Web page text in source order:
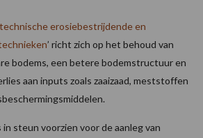
erosiebestrijdende en
’ richt zich op het behoud van
bodems, een betere bodemstructuur en
aan inputs zoals zaaizaad, meststoffen
steun voorzien voor de aanleg van